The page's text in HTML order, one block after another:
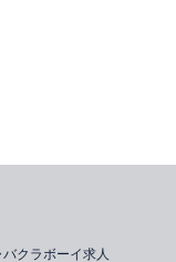
クラボーイ求人